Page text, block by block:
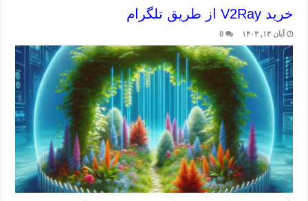
خرید V2Ray از طریق تلگرام
آبان ۱۳, ۱۴۰۳ 0